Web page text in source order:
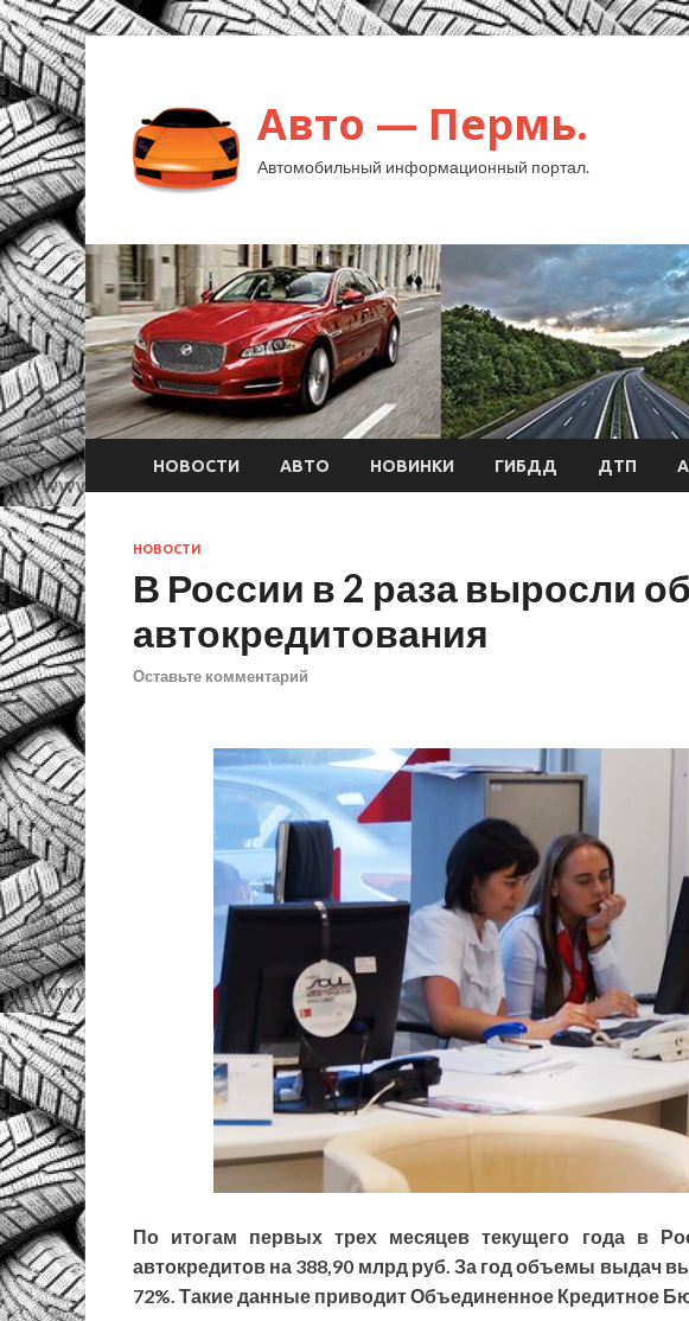
Авто — Пермь.
Автомобильный информационный портал.
НОВОСТИ АВТО НОВИНКИ ГИБДД ДТП
НОВОСТИ
В России в 2 раза выросли
автокредитования
Оставьте комментарий
По итогам первых трех месяцев текущего года в
автокредитов на 388,90 млрд руб. За год объемы выдач
72%. Такие данные приводит Объединенное Кредитное